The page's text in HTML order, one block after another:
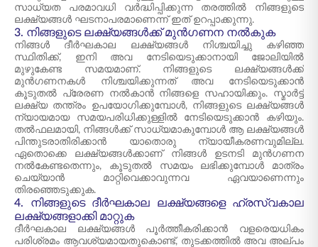
സാധ്യത പരമാവധി വർദ്ധിപ്പിക്കുന്ന തരത്തിൽ നിങ്ങളുടെ
ലക്ഷ്യങ്ങൾ ഘടനാപരമാണെന്ന് ഇത് ഉറപ്പാക്കുന്നു.
3. നിങ്ങളുടെ ലക്ഷ്യങ്ങൾക്ക് മുൻഗണന നൽകുക
നിങ്ങൾ ദീർഘകാല ലക്ഷ്യങ്ങൾ നിശ്ചയിച്ചു കഴിഞ്ഞ
സ്ഥിതിക്ക്, ഇനി അവ നേടിയെടുക്കാനായി ജോലിയിൽ
മുഴുകേണ്ട സമയമാണ്. നിങ്ങളുടെ ലക്ഷ്യങ്ങൾക്ക്
മുൻഗണനകൾ നിശ്ചയിക്കുന്നത് അവ നേടിയെടുക്കാൻ
കൂടുതൽ പ്രേരണ നൽകാൻ നിങ്ങളെ സഹായിക്കും. സ്മാർട്ട്
ലക്ഷ്യ തന്ത്രം ഉപയോഗിക്കുമ്പോൾ, നിങ്ങളുടെ ലക്ഷ്യങ്ങൾ
ന്യായമായ സമയപരിധിക്കുള്ളിൽ നേടിയെടുക്കാൻ കഴിയും.
തൽഫലമായി, നിങ്ങൾക്ക് സാധ്യമാകുമ്പോൾ ആ ലക്ഷ്യങ്ങൾ
പിന്തുടരാതിരിക്കാൻ യാതൊരു ന്യായീകരണവുമില്ല.
ഏതൊക്കെ ലക്ഷ്യങ്ങൾക്കാണ് നിങ്ങൾ ഉടനടി മുൻഗണന
നൽകേണ്ടതെന്നും, കൂടുതൽ സമയം ലഭിക്കുമ്പോൾ മാത്രം
ചെയ്യാൻ മാറ്റിവെക്കാവുന്നവ ഏവയാണെന്നും
തിരഞ്ഞെടുക്കുക.
4. നിങ്ങളുടെ ദീർഘകാല ലക്ഷ്യങ്ങളെ ഹ്രസ്വകാല
ലക്ഷ്യങ്ങളാക്കി മാറ്റുക
ദീർഘകാല ലക്ഷ്യങ്ങൾ പൂർത്തീകരിക്കാൻ വളരെയധികം
പരിശ്രമം ആവശ്യമായതുകൊണ്ട്, തുടക്കത്തിൽ അവ അല്പം